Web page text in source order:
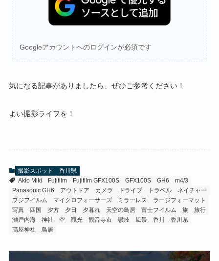
Googleアカウントへのログインが必須です
気になる記事がありましたら、ぜひご参考ください！
よい撮影ライフを！
撮影スポット
香川県
Akio Miki
Fujifilm Fujifilm GFX100S GFX100S GH6
m4/3
Panasonic GH6
アウトドア カメラ ドライブ トラベル
ネイチャー
フジフイルム
マイクロフォーサーズ ミラーレス
ラージフォーマット
写真
四国 夕方 夕日 夕暮れ 天空の鳥居 富士フイルム 旅
旅行
瀬戸内海
神社 空 観光 観音寺市 讃岐 風景 香川
香川県
高屋神社
鳥居